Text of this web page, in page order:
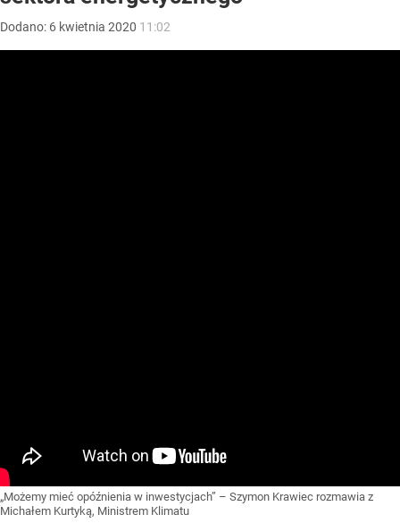
Dodano: 6 kwietnia 2020 11:02
„Możemy mieć opóźnienia w inwestycjach” – Szymon Krawiec rozmawia z
Michałem Kurtyką, Ministrem Klimatu